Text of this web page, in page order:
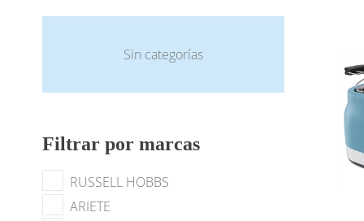
Sin categorías
Filtrar por marcas
RUSSELL HOBBS
ARIETE